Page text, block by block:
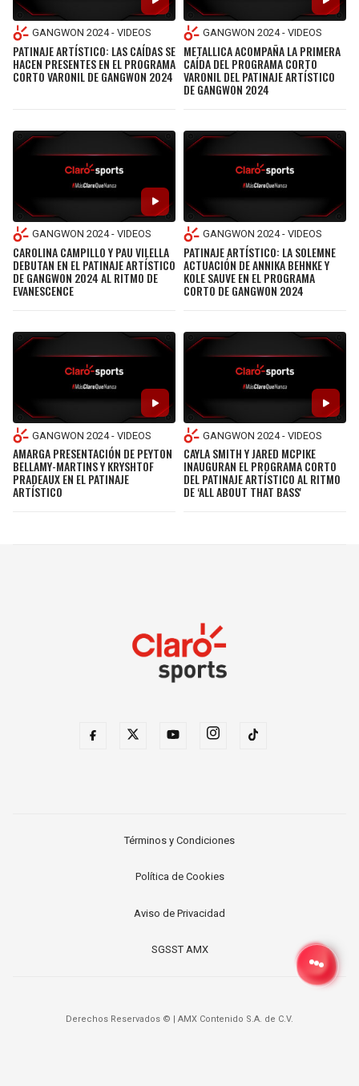
GANGWON 2024 - VIDEOS
PATINAJE ARTÍSTICO: LAS CAÍDAS SE
HACEN PRESENTES EN EL PROGRAMA
CORTO VARONIL DE GANGWON 2024
GANGWON 2024 - VIDEOS
METALLICA ACOMPAÑA LA PRIMERA
CAÍDA DEL PROGRAMA CORTO
VARONIL DEL PATINAJE ARTÍSTICO
DE GANGWON 2024
GANGWON 2024 - VIDEOS
CAROLINA CAMPILLO Y PAU VILELLA
DEBUTAN EN EL PATINAJE ARTÍSTICO
DE GANGWON 2024 AL RITMO DE
EVANESCENCE
GANGWON 2024 - VIDEOS
PATINAJE ARTÍSTICO: LA SOLEMNE
ACTUACIÓN DE ANNIKA BEHNKE Y
KOLE SAUVE EN EL PROGRAMA
CORTO DE GANGWON 2024
GANGWON 2024 - VIDEOS
AMARGA PRESENTACIÓN DE PEYTON
BELLAMY-MARTINS Y KRYSHTOF
PRADEAUX EN EL PATINAJE
ARTÍSTICO
GANGWON 2024 - VIDEOS
CAYLA SMITH Y JARED MCPIKE
INAUGURAN EL PROGRAMA CORTO
DEL PATINAJE ARTÍSTICO AL RITMO
DE ‘ALL ABOUT THAT BASS'
Términos y Condiciones
Política de Cookies
Aviso de Privacidad
SGSST AMX
Derechos Reservados © | AMX Contenido S.A. de C.V.